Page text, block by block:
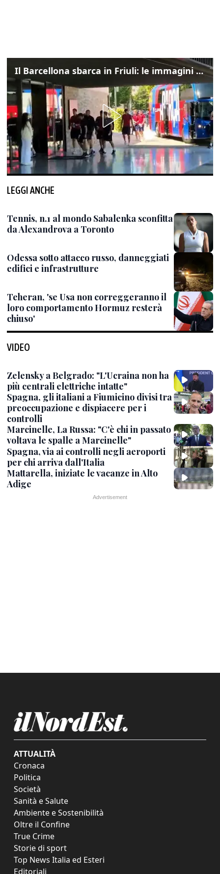
Il Barcellona sbarca in Friuli: le immagini dell'arrivo in albergo
LEGGI ANCHE
Tennis, n.1 al mondo Sabalenka sconfitta
da Alexandrova a Toronto
Odessa sotto attacco russo, danneggiati
edifici e infrastrutture
Teheran, 'se Usa non correggeranno il
loro comportamento Hormuz resterà
chiuso'
VIDEO
Zelensky a Belgrado: "L'Ucraina non ha
più centrali elettriche intatte"
Spagna, gli italiani a Fiumicino divisi tra
preoccupazione e dispiacere per i
controlli
Marcinelle, La Russa: "C'è chi in passato
voltava le spalle a Marcinelle"
Spagna, via ai controlli negli aeroporti
per chi arriva dall'Italia
Mattarella, iniziate le vacanze in Alto
Adige
ATTUALITÀ
Cronaca
Politica
Società
Sanità e Salute
Ambiente e Sostenibilità
Oltre il Confine
True Crime
Storie di sport
Top News Italia ed Esteri
Editoriali